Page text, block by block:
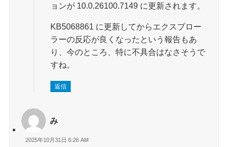
ョンが 10.0.26100.7149 に更新されます。
KB5068861 に更新してからエクスプロー
ラーの反応が良くなったという報告もあ
り、今のところ、特に不具合はなさそうで
すね。
返信
み
2025年10月31日 6:26 AM